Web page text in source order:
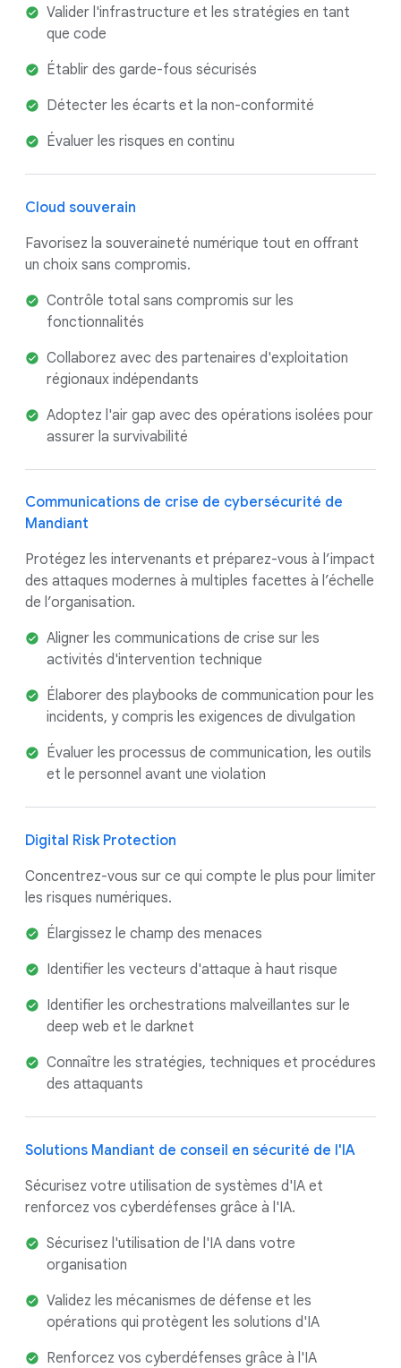
Valider l'infrastructure et les stratégies en tant
que code
Établir des garde-fous sécurisés
Détecter les écarts et la non-conformité
Évaluer les risques en continu
Cloud souverain
Favorisez la souveraineté numérique tout en offrant
un choix sans compromis.
Contrôle total sans compromis sur les
fonctionnalités
Collaborez avec des partenaires d'exploitation
régionaux indépendants
Adoptez l'air gap avec des opérations isolées pour
assurer la survivabilité
Communications de crise de cybersécurité de
Mandiant
Protégez les intervenants et préparez-vous à l’impact
des attaques modernes à multiples facettes à l’échelle
de l’organisation.
Aligner les communications de crise sur les
activités d'intervention technique
Élaborer des playbooks de communication pour les
incidents, y compris les exigences de divulgation
Évaluer les processus de communication, les outils
et le personnel avant une violation
Digital Risk Protection
Concentrez-vous sur ce qui compte le plus pour limiter
les risques numériques.
Élargissez le champ des menaces
Identifier les vecteurs d'attaque à haut risque
Identifier les orchestrations malveillantes sur le
deep web et le darknet
Connaître les stratégies, techniques et procédures
des attaquants
Solutions Mandiant de conseil en sécurité de l'IA
Sécurisez votre utilisation de systèmes d'IA et
renforcez vos cyberdéfenses grâce à l'IA.
Sécurisez l'utilisation de l'IA dans votre
organisation
Validez les mécanismes de défense et les
opérations qui protègent les solutions d'IA
Renforcez vos cyberdéfenses grâce à l'IA